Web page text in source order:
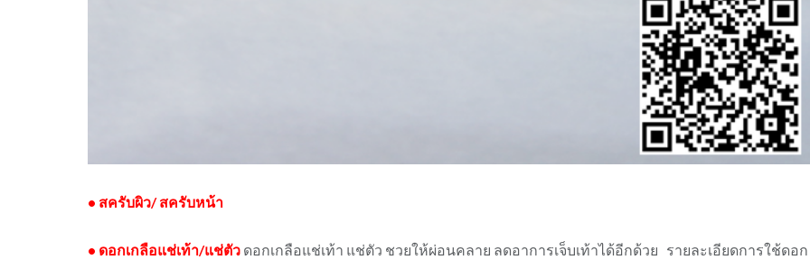
• สครับผิว/สครับหน้า
• ดอกเกลือแช่เท้า/แช่ตัวดอกเกลือแช่เท้า แช่ตัว ชวยให้ผ่อนคลาย ลดอาการเจ็บเท้าได้อีกด้วย รายละเอียดการใช้ดอก